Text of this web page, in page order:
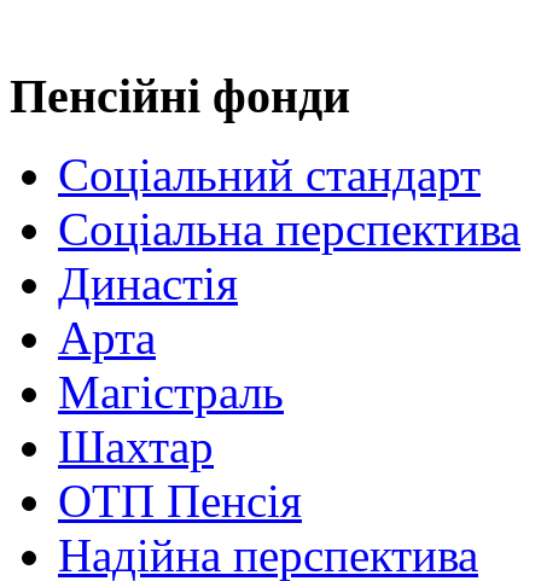
Пенсійні фонди
Соціальний стандарт
Соціальна перспектива
Династія
Арта
Магістраль
Шахтар
ОТП Пенсія
Надійна перспектива